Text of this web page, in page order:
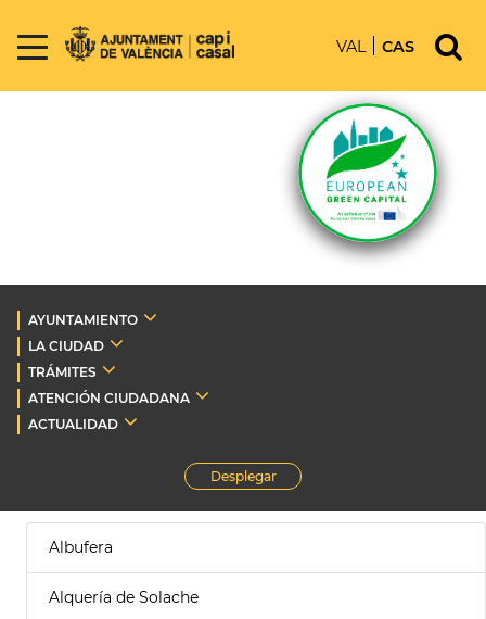
VAL CAS
AYUNTAMIENTO
LA CIUDAD
TRÁMITES
ATENCIÓN CIUDADANA
ACTUALIDAD
Desplegar
Albufera
Alquería de Solache